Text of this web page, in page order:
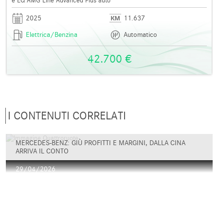
2025
11.637
Elettrica/Benzina
Automatico
42.700 €
I CONTENUTI CORRELATI
MERCEDES-BENZ: GIÙ PROFITTI E MARGINI, DALLA CINA
ARRIVA IL CONTO
29/04/2026